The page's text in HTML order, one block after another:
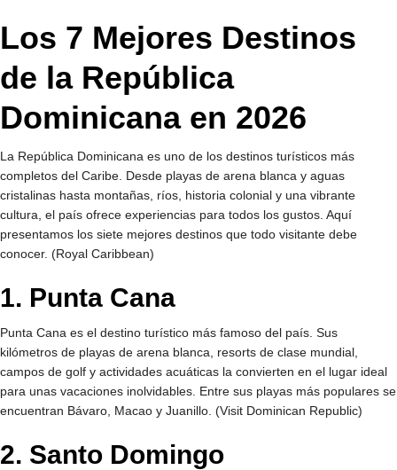
Los 7 Mejores Destinos
de la República
Dominicana en 2026
La República Dominicana es uno de los destinos turísticos más
completos del Caribe. Desde playas de arena blanca y aguas
cristalinas hasta montañas, ríos, historia colonial y una vibrante
cultura, el país ofrece experiencias para todos los gustos. Aquí
presentamos los siete mejores destinos que todo visitante debe
conocer. (Royal Caribbean)
1. Punta Cana
Punta Cana es el destino turístico más famoso del país. Sus
kilómetros de playas de arena blanca, resorts de clase mundial,
campos de golf y actividades acuáticas la convierten en el lugar ideal
para unas vacaciones inolvidables. Entre sus playas más populares se
encuentran Bávaro, Macao y Juanillo. (Visit Dominican Republic)
2. Santo Domingo